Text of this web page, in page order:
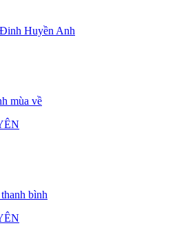
Đinh Huyền Anh
mùa về
bình